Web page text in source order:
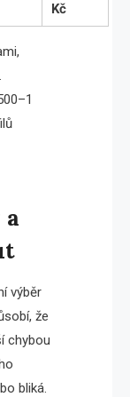
Kč
a
výběr
že
chybou
bliká.